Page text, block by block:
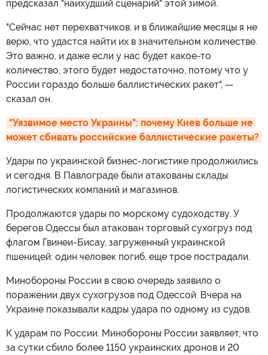
предсказал "наихудший сценарий" этой зимой.
"Сейчас нет перехватчиков, и в ближайшие месяцы я не
верю, что удастся найти их в значительном количестве.
Это важно, и даже если у нас будет какое-то
количество, этого будет недостаточно, потому что у
России гораздо больше баллистических ракет", —
сказал он.
"Уязвимое место Украины": почему Киев больше не
может сбивать российские баллистические ракеты?
Удары по украинской бизнес-логистике продолжились
и сегодня. В Павлограде были атакованы склады
логистических компаний и магазинов.
Продолжаются удары по морскому судоходству. У
берегов Одессы был атакован торговый сухогруз под
флагом Гвинеи-Бисау, загруженный украинской
пшеницей: один человек погиб, еще трое пострадали.
Минобороны России в свою очередь заявило о
поражении двух сухогрузов под Одессой. Вчера на
Украине показывали кадры удара по одному из судов.
К ударам по России. Минобороны России заявляет, что
за сутки сбило более 1150 украинских дронов и 20